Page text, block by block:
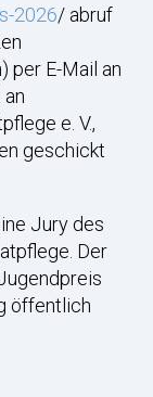
2026/ abruf
per E-Mail an
e. V.,
geschickt
Jury des
Der
öffentlich